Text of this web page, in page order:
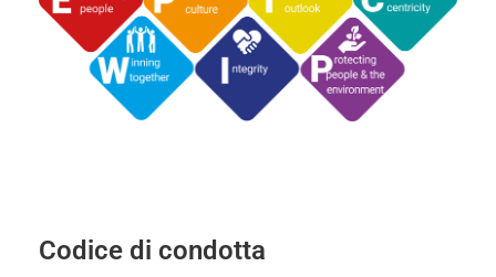
Codice di condotta